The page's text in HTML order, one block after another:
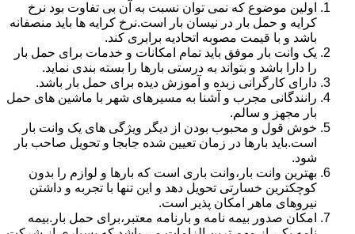
اولین موضوع که نمی توان نسبت به آن بی تفاوت بود نرخ
کرایه و حمل بار در نیسان بار است.نرخ کرایه ها باید منصفانه
باشد و با قیمت مصوبه اتحادیه برابری کند.
یک وانت بار موفق باید تمام امکانات و خدمات برای حمل بار
را دارا باشد و بتواند به درستی بارها را بسته بندی نماید.
دارای کارگرانی زبده و آموزش دیده برای حمل بار باشد.
رانندگانی مجرب و آشنا به مسیرهای شهر با ماشین های حمل
بار مجهز و سالم.
خوش قول و محبوب بودن از دیگر ویژگی های یک وانت بار
است.باید بارها در زمان تعیین شده جابجا و تحویل صاحب بار
شود.
بهترین وانت بار،وانت باری است که بارها و لوازم را بدون
کوچکترین خسارتی تحویل دهد و این تنها با تجربه و داشتن
نیروهای ماهر امکان پذیر است.
امکان صدور بیمه نامه و بارنامه معتبر،برای حمل بار.بیمه